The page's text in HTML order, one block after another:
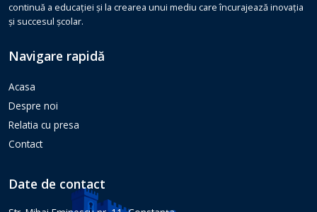
continuă a educației și la crearea unui mediu care încurajează inovația
și succesul școlar.
Navigare rapidă
Acasa
Despre noi
Relatia cu presa
Contact
Date de contact